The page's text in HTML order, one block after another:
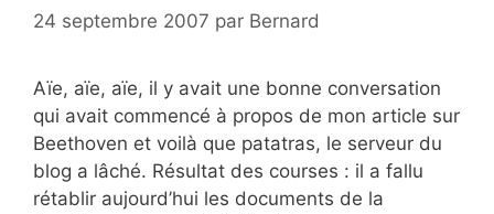
24 septembre 2007 par Bernard
Aïe, aïe, aïe, il y avait une bonne conversation
qui avait commencé à propos de mon article sur
Beethoven et voilà que patatras, le serveur du
blog a lâché. Résultat des courses : il a fallu
rétablir aujourd’hui les documents de la